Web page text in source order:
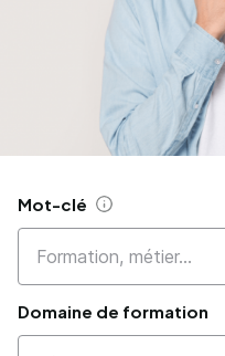
Mot-clé Aide
Domaine de formation